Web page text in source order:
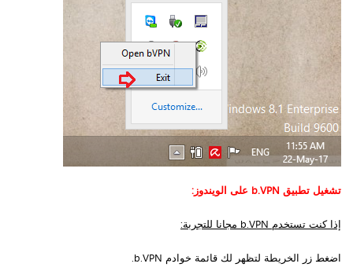
تشغيل تطبيق b.VPN على الويندوز:
إذا كنت تستخدم b.VPN مجانا للتجربة:
اضغط زر الخريطة لتظهر لك قائمة خوادم b.VPN.